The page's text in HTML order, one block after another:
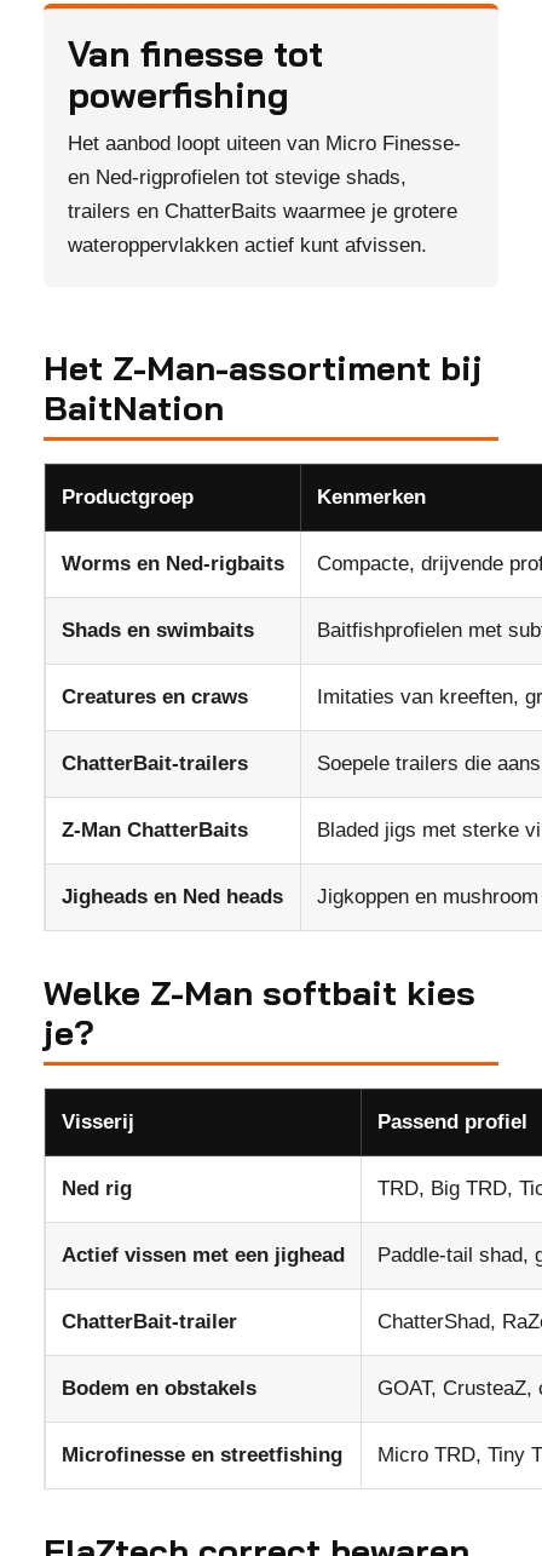
Van finesse tot
powerfishing
Het aanbod loopt uiteen van Micro Finesse-
en Ned-rigprofielen tot stevige shads,
trailers en ChatterBaits waarmee je grotere
wateroppervlakken actief kunt afvissen.
Het Z-Man-assortiment bij
BaitNation
Productgroep Kenmerken
Worms en Ned-rigbaits Compacte, drijvende
Shads en swimbaits Baitfishprofielen met
Creatures en craws Imitaties van kreeften,
ChatterBait-trailers Soepele trailers die
Z-Man ChatterBaits Bladed jigs met sterke
Jigheads en Ned heads Jigkoppen en
Welke Z-Man softbait kies
je?
Visserij Passend profiel
Ned rig TRD, Big TRD,
Actief vissen met een jighead Paddle-tail shad,
ChatterBait-trailer ChatterShad,
Bodem en obstakels GOAT,
Microfinesse en streetfishing Micro TRD, Tiny